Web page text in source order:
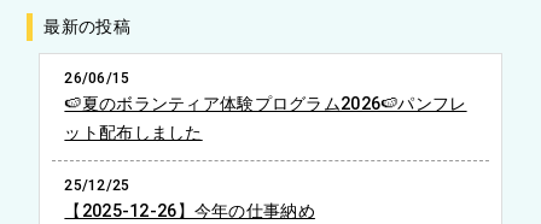
最新の投稿
26/06/15
🍉夏のボランティア体験プログラム2026🍉パンフレ
ット配布しました
25/12/25
【2025-12-26】今年の仕事納め